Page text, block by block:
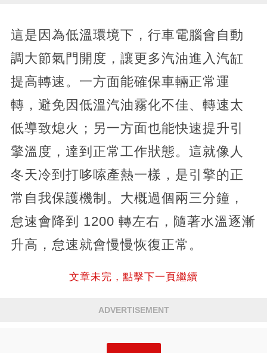
這是因為低溫環境下，行車電腦會自動
調大節氣門開度，讓更多汽油進入汽缸
提高轉速。一方面能確保車輛正常運
轉，避免因低溫汽油霧化不佳、轉速太
低導致熄火；另一方面也能快速提升引
擎溫度，達到正常工作狀態。這就像人
冬天冷到打哆嗦產熱一樣，是引擎的正
常自我保護機制。大概過個兩三分鐘，
怠速會降到 1200 轉左右，隨著水溫逐漸
升高，怠速就會慢慢恢復正常。
文章未完，點擊下一頁繼續
ADVERTISEMENT